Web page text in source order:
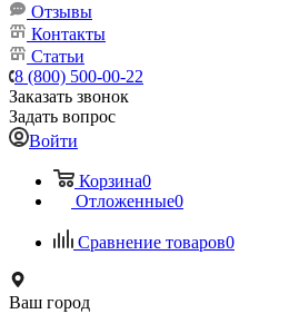
Отзывы
Контакты
Статьи
8 (800) 500-00-22
Заказать звонок
Задать вопрос
Войти
Корзина0
Отложенные0
Сравнение товаров0
Ваш город